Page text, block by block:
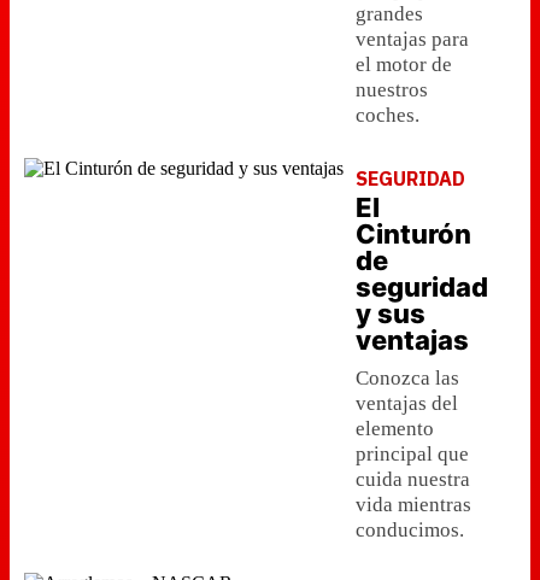
grandes
ventajas para
el motor de
nuestros
coches.
SEGURIDAD
El
Cinturón
de
seguridad
y sus
ventajas
Conozca las
ventajas del
elemento
principal que
cuida nuestra
vida mientras
conducimos.